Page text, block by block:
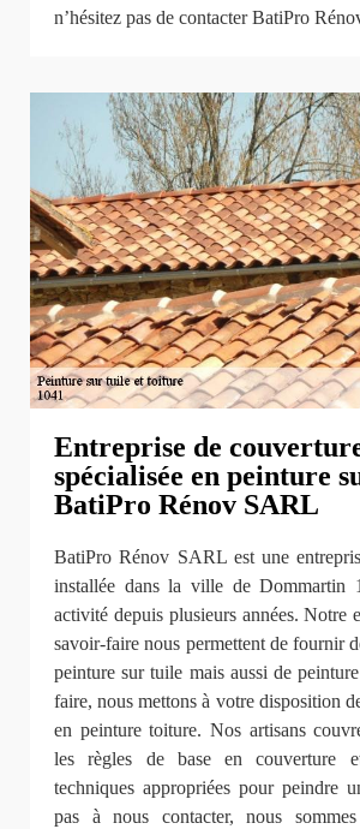
n’hésitez pas de contacter BatiPro
Entreprise de
spécialisée en peinture
BatiPro Rénov SARL
BatiPro Rénov SARL est une
installée dans la ville de Dommartin
activité depuis plusieurs années. Notre
savoir-faire nous permettent de fournir
peinture sur tuile mais aussi de
faire, nous mettons à votre disposition
en peinture toiture. Nos artisans
les règles de base en couverture
techniques appropriées pour peindre
pas à nous contacter, nous